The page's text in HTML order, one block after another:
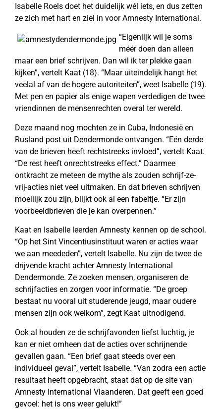
Isabelle Roels doet het duidelijk wél iets, en dus zetten
ze zich met hart en ziel in voor Amnesty International.
“Eigenlijk wil je soms
méér doen dan alleen
maar een brief schrijven. Dan wil ik ter plekke gaan
kijken”, vertelt Kaat (18). “Maar uiteindelijk hangt het
veelal af van de hogere autoriteiten”, weet Isabelle (19).
Met pen en papier als enige wapen verdedigen de twee
vriendinnen de mensenrechten overal ter wereld.
Deze maand nog mochten ze in Cuba, Indonesië en
Rusland post uit Dendermonde ontvangen. “Eén derde
van de brieven heeft rechtstreeks invloed”, vertelt Kaat.
“De rest heeft onrechtstreeks effect.” Daarmee
ontkracht ze meteen de mythe als zouden schrijf-ze-
vrij-acties niet veel uitmaken. En dat brieven schrijven
moeilijk zou zijn, blijkt ook al een fabeltje. “Er zijn
voorbeeldbrieven die je kan overpennen.”
Kaat en Isabelle leerden Amnesty kennen op de school.
“Op het Sint Vincentiusinstituut waren er acties waar
we aan meededen”, vertelt Isabelle. Nu zijn de twee de
drijvende kracht achter Amnesty International
Dendermonde. Ze zoeken mensen, organiseren de
schrijfacties en zorgen voor informatie. “De groep
bestaat nu vooral uit studerende jeugd, maar oudere
mensen zijn ook welkom”, zegt Kaat uitnodigend.
Ook al houden ze de schrijfavonden liefst luchtig, je
kan er niet omheen dat de acties over schrijnende
gevallen gaan. “Een brief gaat steeds over een
individueel geval”, vertelt Isabelle. “Van zodra een actie
resultaat heeft opgebracht, staat dat op de site van
Amnesty International Vlaanderen. Dat geeft een goed
gevoel: het is ons weer gelukt!”